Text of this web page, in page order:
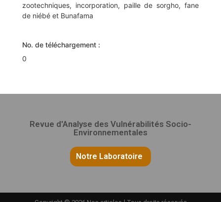
zootechniques, incorporation, paille de sorgho, fane
de niébé et Bunafama
No. de téléchargement :
0
Revue d'Analyse des Vulnérabilités Socio-
Environnementales
Notre Laboratoire